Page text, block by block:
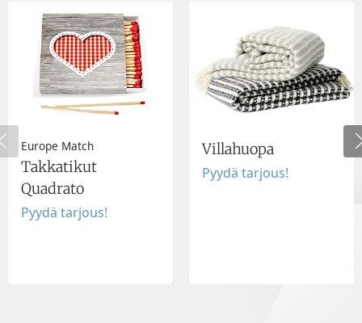
Europe Match
Takkatikut
Quadrato
Pyydä tarjous!
Villahuopa
Pyydä tarjous!